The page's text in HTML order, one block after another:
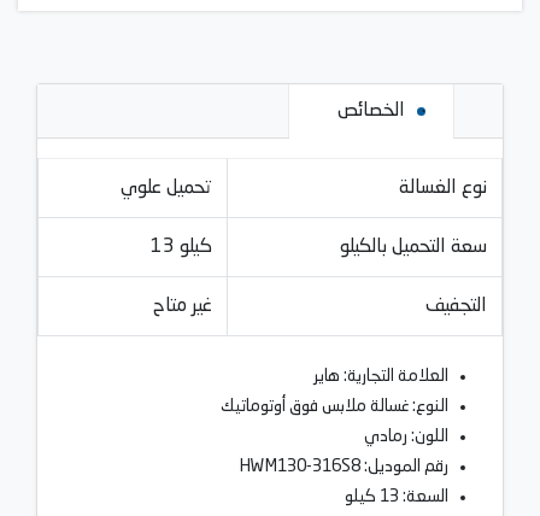
الخصائص
نوع الغسالة تحميل علوي
سعة التحميل بالكيلو 13 كيلو
التجفيف غير متاح
العلامة التجارية: هاير
النوع: غسالة ملابس فوق أوتوماتيك
اللون: رمادي
رقم الموديل: HWM130-316S8
السعة: 13 كيلو